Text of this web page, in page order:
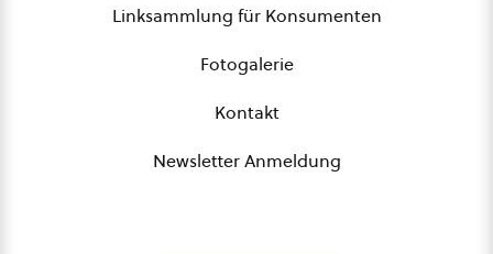
Linksammlung für Konsumenten
Fotogalerie
Kontakt
Newsletter Anmeldung